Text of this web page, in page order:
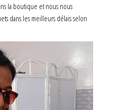
la boutique et nous nous
dans les meilleurs délais selon